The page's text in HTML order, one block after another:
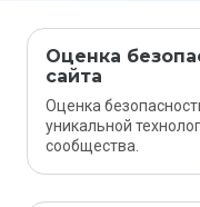
Оценка
сайта
Оценка
уникальной
сообщества.